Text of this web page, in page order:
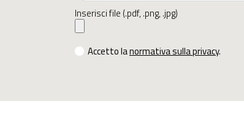
Inserisci file (.pdf, .png, .jpg)
Accetto lanormativa sulla privacy.